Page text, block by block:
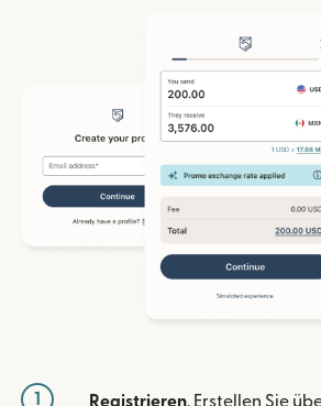
1 Registrieren. Erstellen Sie